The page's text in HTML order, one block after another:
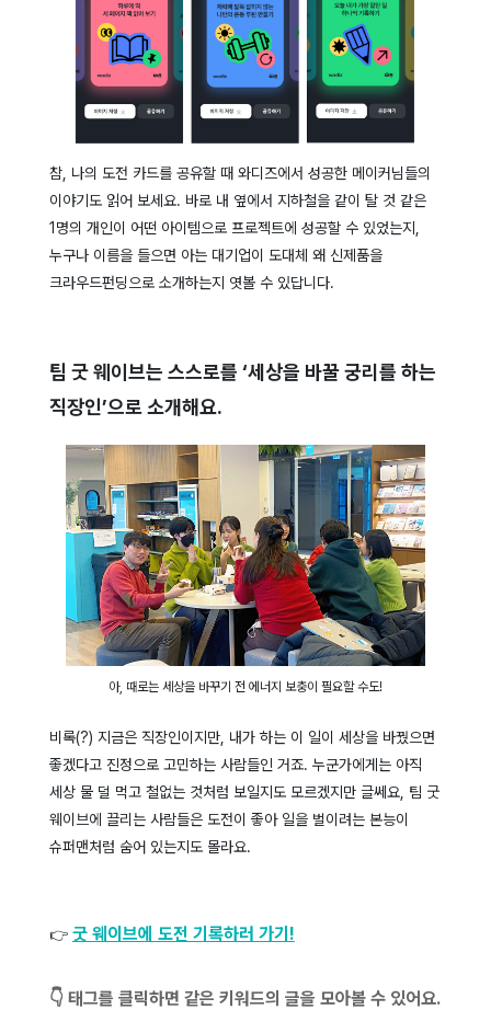
참, 나의 도전 카드를 공유할 때 와디즈에서 성공한 메이커님들의
이야기도 읽어 보세요. 바로 내 옆에서 지하철을 같이 탈 것 같은
1명의 개인이 어떤 아이템으로 프로젝트에 성공할 수 있었는지,
누구나 이름을 들으면 아는 대기업이 도대체 왜 신제품을
크라우드펀딩으로 소개하는지 엿볼 수 있답니다.
팀 굿 웨이브는 스스로를 ‘세상을 바꿀 궁리를 하는
직장인’으로 소개해요.
아, 때로는 세상을 바꾸기 전 에너지 보충이 필요할 수도!
비록(?) 지금은 직장인이지만, 내가 하는 이 일이 세상을 바꿨으면
좋겠다고 진정으로 고민하는 사람들인 거죠. 누군가에게는 아직
세상 물 덜 먹고 철없는 것처럼 보일지도 모르겠지만 글쎄요, 팀 굿
웨이브에 끌리는 사람들은 도전이 좋아 일을 벌이려는 본능이
슈퍼맨처럼 숨어 있는지도 몰라요.
👉 굿 웨이브에 도전 기록하러 가기!
👇 태그를 클릭하면 같은 키워드의 글을 모아볼 수 있어요.